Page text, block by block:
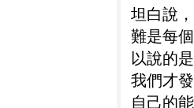
坦白說
難是每
以說的
我們才
自己的